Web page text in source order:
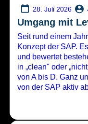
28. Juli 2026
Umgang mit
Seit rund einem
Konzept der SAP.
und bewertet
in „clean" oder
von A bis D. Ganz
von der SAP aktiv